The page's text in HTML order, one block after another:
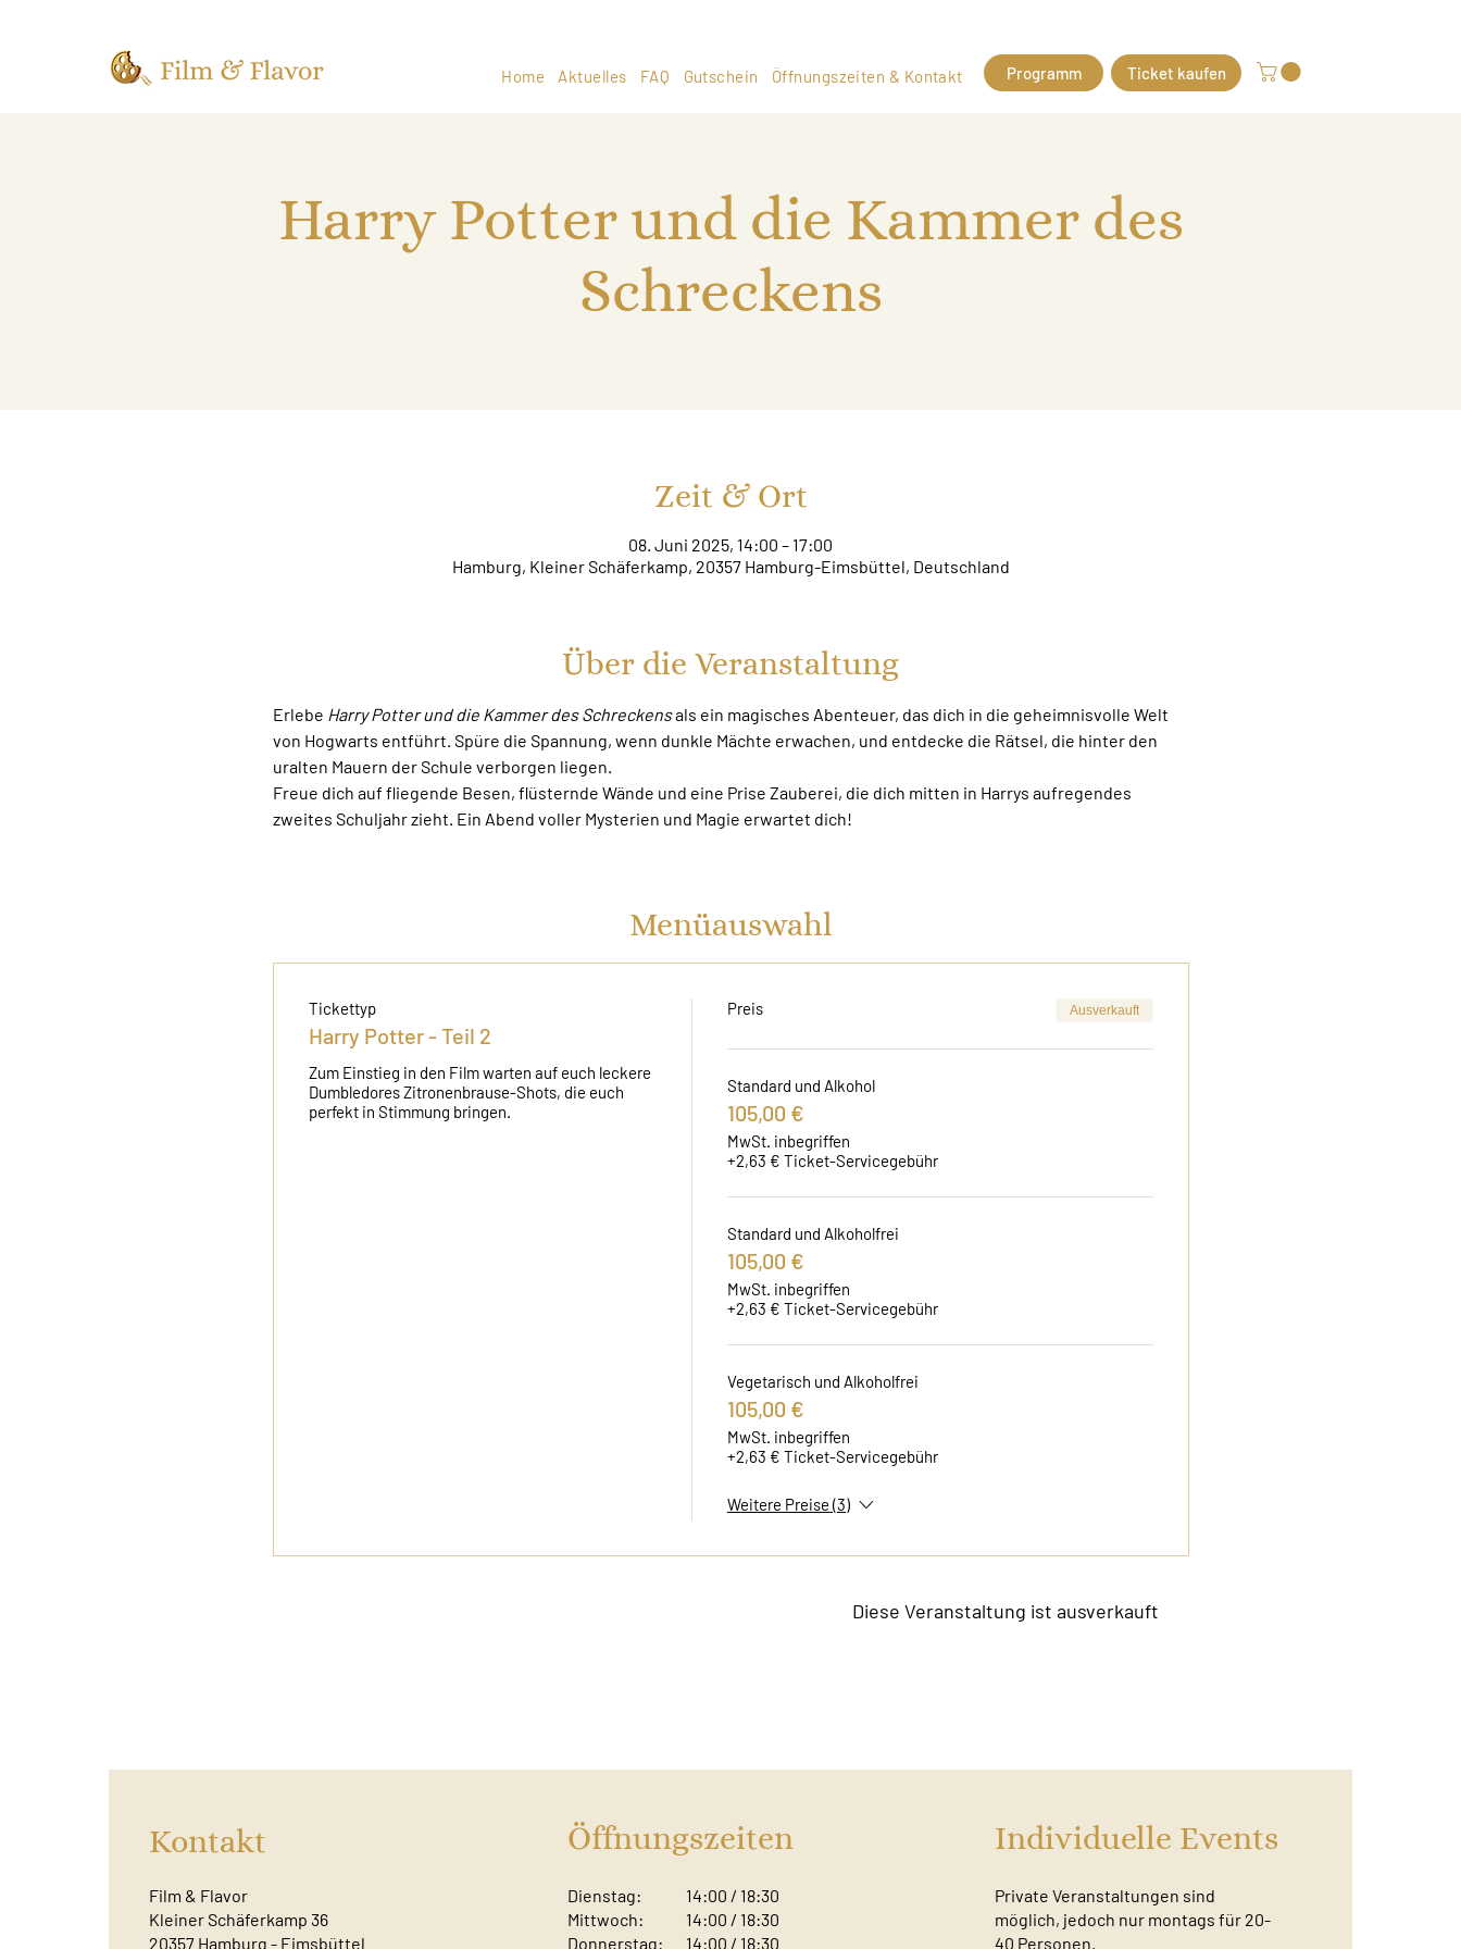
Home Aktuelles FAQ Gutschein Öffnungszeiten & Kontakt Programm Ticket kaufen
Harry Potter und die Kammer des
Schreckens
Zeit & Ort
08. Juni 2025, 14:00 – 17:00
Hamburg, Kleiner Schäferkamp, 20357 Hamburg-Eimsbüttel, Deutschland
Über die Veranstaltung
Erlebe Harry Potter und die Kammer des Schreckens als ein magisches Abenteuer, das dich in die geheimnisvolle Welt
von Hogwarts entführt. Spüre die Spannung, wenn dunkle Mächte erwachen, und entdecke die Rätsel, die hinter den
uralten Mauern der Schule verborgen liegen.
Freue dich auf fliegende Besen, flüsternde Wände und eine Prise Zauberei, die dich mitten in Harrys aufregendes
zweites Schuljahr zieht. Ein Abend voller Mysterien und Magie erwartet dich!
Menüauswahl
Tickettyp
Harry Potter - Teil 2
Zum Einstieg in den Film warten auf euch leckere
Dumbledores Zitronenbrause-Shots, die euch
perfekt in Stimmung bringen.
Preis Ausverkauft
Standard und Alkohol
105,00 €
MwSt. inbegriffen
+2,63 € Ticket-Servicegebühr
Standard und Alkoholfrei
105,00 €
MwSt. inbegriffen
+2,63 € Ticket-Servicegebühr
Vegetarisch und Alkoholfrei
105,00 €
MwSt. inbegriffen
+2,63 € Ticket-Servicegebühr
Weitere Preise (3)
Diese Veranstaltung ist ausverkauft
Kontakt
Film & Flavor
Kleiner Schäferkamp 36
20357 Hamburg - Eimsbüttel
Öffnungszeiten
Dienstag:
Mittwoch:
Donnerstag:
14:00 / 18:30
14:00 / 18:30
14:00 / 18:30
Individuelle Events
Private Veranstaltungen sind
möglich, jedoch nur montags für 20-
40 Personen.